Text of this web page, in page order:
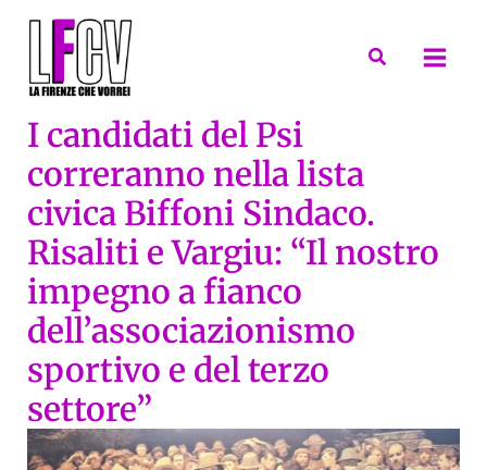
Cerca
I candidati del Psi
correranno nella lista
civica Biffoni Sindaco.
Risaliti e Vargiu: “Il nostro
impegno a fianco
dell’associazionismo
sportivo e del terzo
settore”